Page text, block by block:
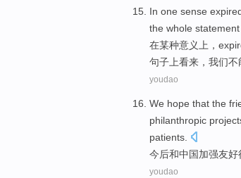
In one sense
the whole statement
在某种意义上，
句子上看来， 我们不
youdao
We hope that the
philanthropic
patients
今后和中国加强友好
youdao